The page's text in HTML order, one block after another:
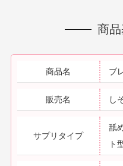
商
商品名 ブ
販売名 し
サプリタイプ
舐
ト